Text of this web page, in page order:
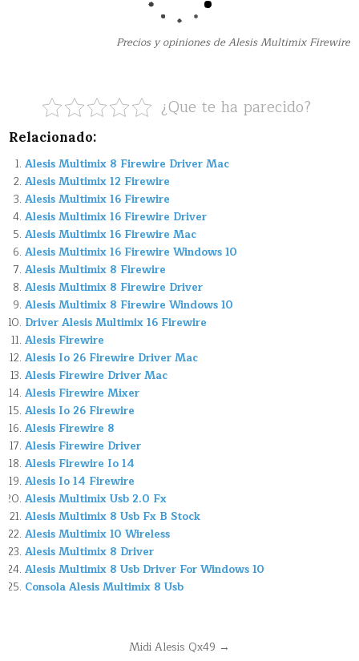
Precios y opiniones de Alesis Multimix Firewire
¿Que te ha parecido?
Relacionado:
Alesis Multimix 8 Firewire Driver Mac
Alesis Multimix 12 Firewire
Alesis Multimix 16 Firewire
Alesis Multimix 16 Firewire Driver
Alesis Multimix 16 Firewire Mac
Alesis Multimix 16 Firewire Windows 10
Alesis Multimix 8 Firewire
Alesis Multimix 8 Firewire Driver
Alesis Multimix 8 Firewire Windows 10
Driver Alesis Multimix 16 Firewire
Alesis Firewire
Alesis Io 26 Firewire Driver Mac
Alesis Firewire Driver Mac
Alesis Firewire Mixer
Alesis Io 26 Firewire
Alesis Firewire 8
Alesis Firewire Driver
Alesis Firewire Io 14
Alesis Io 14 Firewire
Alesis Multimix Usb 2.0 Fx
Alesis Multimix 8 Usb Fx B Stock
Alesis Multimix 10 Wireless
Alesis Multimix 8 Driver
Alesis Multimix 8 Usb Driver For Windows 10
Consola Alesis Multimix 8 Usb
NavegaciónMidi Alesis Qx49 →